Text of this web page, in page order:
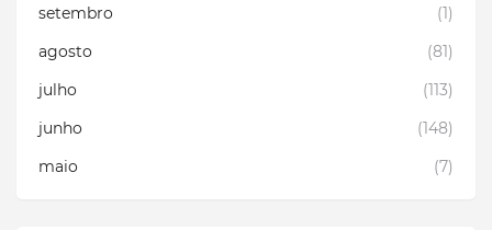
setembro
(1)
agosto
(81)
julho
(113)
junho
(148)
maio
(7)